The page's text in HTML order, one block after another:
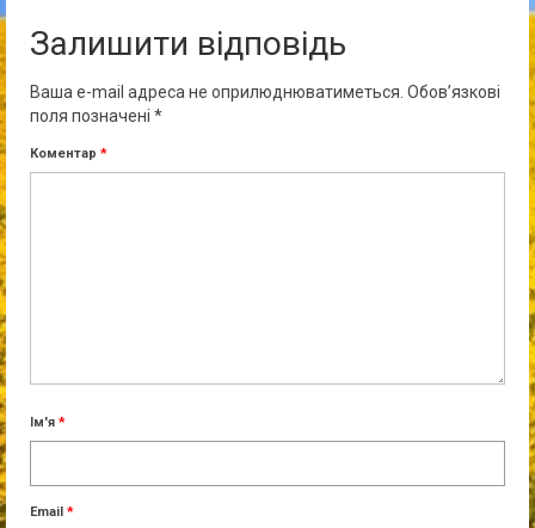
Залишити відповідь
Ваша e-mail адреса не оприлюднюватиметься. Обов’язкові
поля позначені *
Коментар *
Ім'я *
Email *